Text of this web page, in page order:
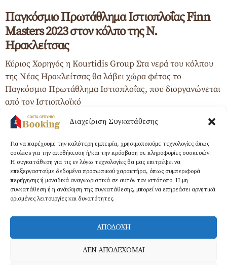
Διαχείριση Συγκατάθεσης
Για να παρέχουμε την καλύτερη εμπειρία, χρησιμοποιούμε τεχνολογίες όπως
cookies για την αποθήκευση ή/και την πρόσβαση σε πληροφορίες συσκευών.
Η συγκατάθεση για τις εν λόγω τεχνολογίες θα μας επιτρέψει να
επεξεργαστούμε δεδομένα προσωπικού χαρακτήρα, όπως συμπεριφορά
περιήγησης ή μοναδικά αναγνωριστικά σε αυτόν τον ιστότοπο. Η μη
συγκατάθεση ή η ανάκληση της συγκατάθεσης, μπορεί να επηρεάσει αρνητικά
ορισμένες λειτουργίες και δυνατότητες.
ΑΠΟΔΟΧΗ
ΔΕΝ ΑΠΟΔΕΧΟΜΑΙ
Παγκόσμιο Πρωτάθλημα Ιστιοπλοΐας Finn
Masters 2023 στον κόλπο της Ν.
Ηρακλείτσας
Κύριος Χορηγός η Kourtidis Group Στα νερά του κόλπου
της Νέας Ηρακλείτσας θα λάβει χώρα φέτος το
Παγκόσμιο Πρωτάθλημα Ιστιοπλοΐας, που διοργανώνεται
από τον Ιστιοπλοϊκό